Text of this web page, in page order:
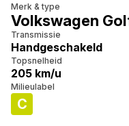
Merk & type
Volkswagen
Transmissie
Handgeschakeld
Topsnelheid
205 km/u
Milieulabel
C